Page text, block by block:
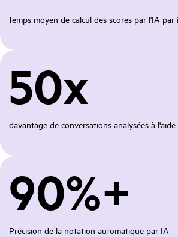
90%+
Précision de la notation automatique par IA
50x
davantage de conversations analysées à
temps moyen de calcul des scores par l'IA